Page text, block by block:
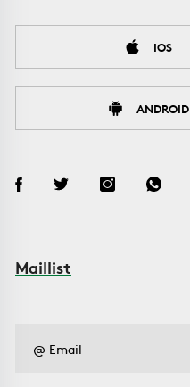
IOS
ANDROID
Maillist